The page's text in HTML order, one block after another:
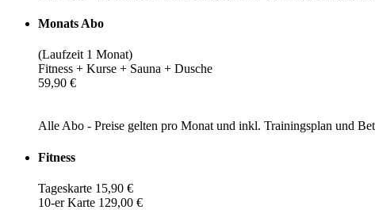
Monats Abo
(Laufzeit 1 Monat)
Fitness + Kurse + Sauna + Dusche
59,90 €
Alle Abo - Preise gelten pro Monat und inkl. Trainingsplan und
Fitness
Tageskarte 15,90 €
10-er Karte 129,00 €